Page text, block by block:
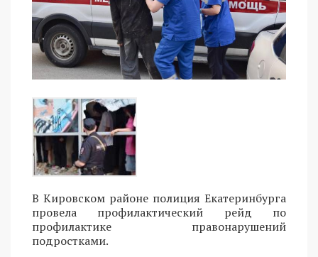
В Кировском районе полиция Екатеринбурга
провела профилактический рейд по
профилактике правонарушений
подростками.